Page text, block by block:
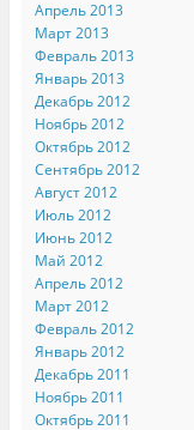
Апрель 2013
Март 2013
Февраль 2013
Январь 2013
Декабрь 2012
Ноябрь 2012
Октябрь 2012
Сентябрь 2012
Август 2012
Июль 2012
Июнь 2012
Май 2012
Апрель 2012
Март 2012
Февраль 2012
Январь 2012
Декабрь 2011
Ноябрь 2011
Октябрь 2011